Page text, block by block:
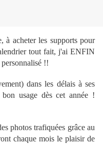
à acheter les supports pour
tout fait, j'ai ENFIN
!!
dans les délais à ses
usage dès cet année !
photos trafiquées grâce au
chaque mois le plaisir de